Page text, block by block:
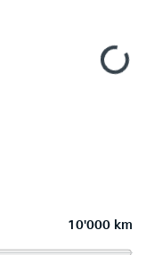
10'000 km